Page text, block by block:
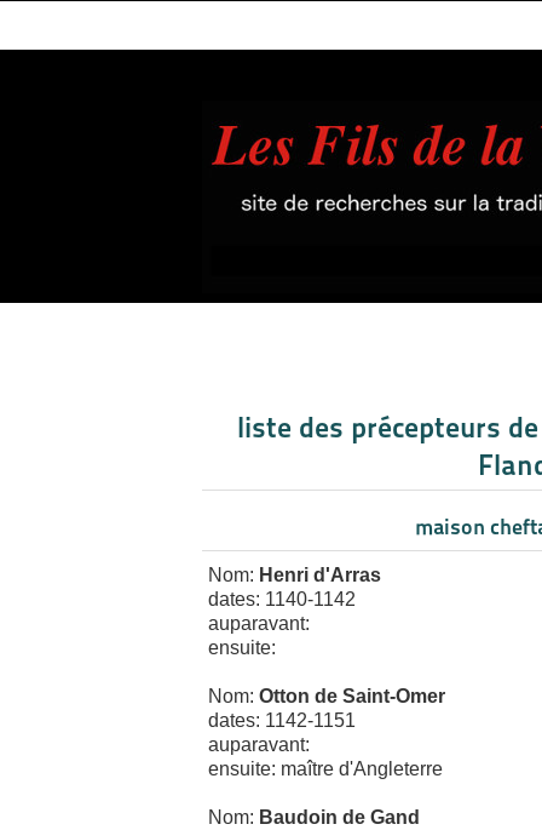
liste des précepteurs
maison
Nom: Henri d'Arras
dates: 1140-1142
auparavant:
ensuite:
Nom: Otton de Saint-Omer
dates: 1142-1151
auparavant:
ensuite: maître d'Angleterre
Nom: Baudoin de Gand